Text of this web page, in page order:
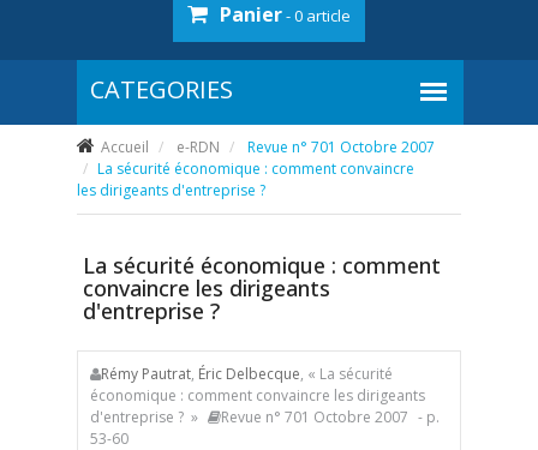
Panier- 0 article
Accueil e-RDN
Revue n° 701 Octobre 2007
La sécurité économique : comment convaincre
les dirigeants d'entreprise ?
La sécurité économique : comment
convaincre les dirigeants
d'entreprise ?
Rémy Pautrat, Éric Delbecque, « La sécurité
économique : comment convaincre les dirigeants
d'entreprise ? »
Revue n° 701 Octobre 2007 - p.
53-60